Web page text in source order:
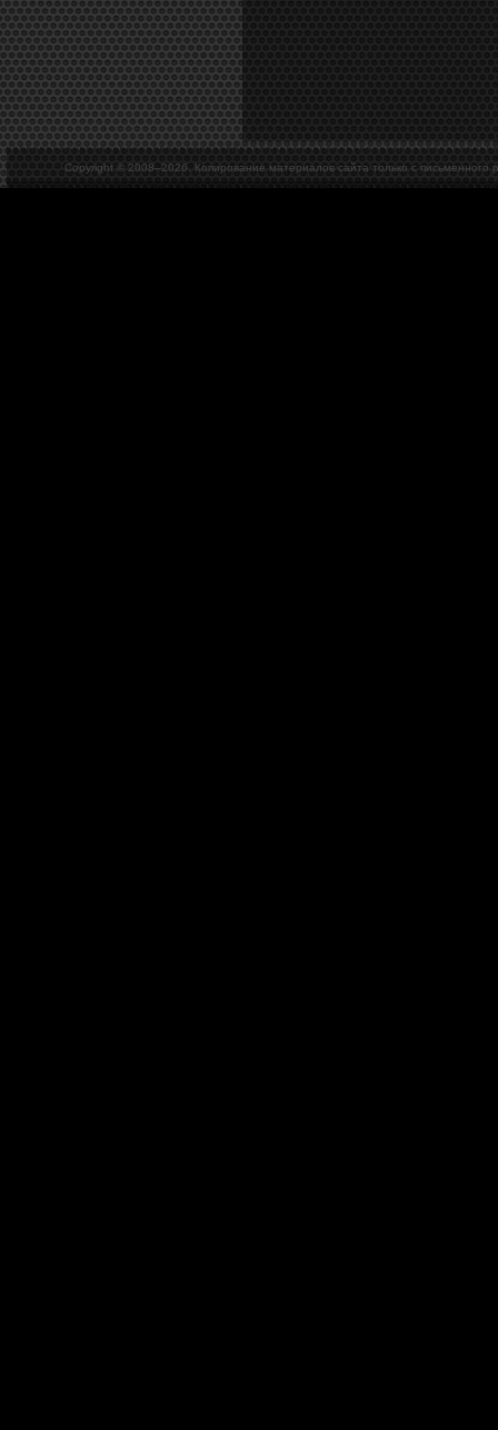
Copyright © 2008–2026. Копирование материалов сайта только с